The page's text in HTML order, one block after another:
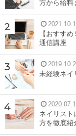
方から給料
【おすす
通信講座
未経験ネイ
ネイリスト
方を徹底紹